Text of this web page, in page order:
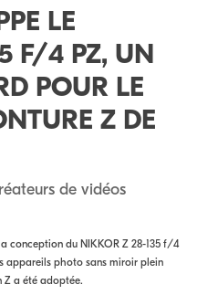
LE
F/4 PZ, UN
POUR LE
Z DE
de vidéos
conception du NIKKOR Z 28-135 f/4
appareils photo sans miroir plein
Z a été adoptée.